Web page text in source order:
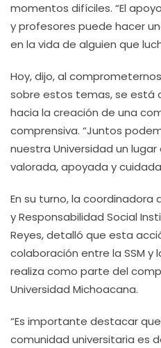
momentos difíciles. “El
y profesores puede hacer
en la vida de alguien que
Hoy, dijo, al
sobre estos temas, se está
hacia la creación de una
comprensiva. “Juntos
nuestra Universidad un
valorada, apoyada y
En su turno, la coordinadora
y Responsabilidad Social
Reyes, detalló que esta
colaboración entre la SSM y
realiza como parte del
Universidad Michoacana.
“Es importante destacar
comunidad universitaria es